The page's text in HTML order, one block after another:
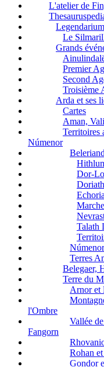
L'atelier de
Legendarium
Le
Grands
Premier
Second
Troisième
Arda et ses
Cartes
Aman,
Territoires
Númenor
Beleriand
Dor-
Doriath
Talath
Númenor
Terres
Belegaer,
Terre du
Arnor et
l'Ombre
Vallée
Fangorn
Rohan
Gondor